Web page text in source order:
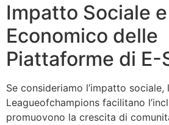
Impatto Sociale e
Economico delle
Piattaforme di E-
Se consideriamo l’impatto
Leagueofchampions facilitano
promuovono la crescita di